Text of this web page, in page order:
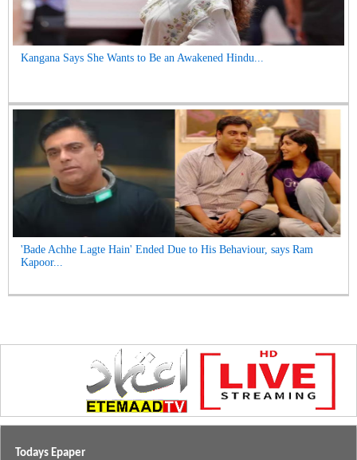
Kangana Says She Wants to Be an Awakened Hindu...
'Bade Achhe Lagte Hain' Ended Due to His Behaviour, says Ram
Kapoor...
Todays Epaper